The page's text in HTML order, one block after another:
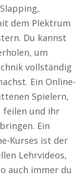
dem Plektrum
Du kannst
um
vollständig
Ein Online-
Spielern,
feilen und ihr
Ein
Kurses ist der
Lehrvideos,
auch immer du